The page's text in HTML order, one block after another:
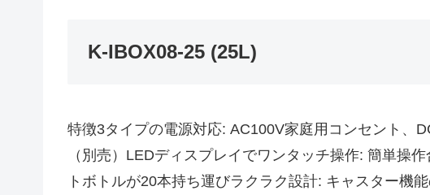
K-IBOX08-25 (25L)
特徴3タイプの電源対応: AC100V家庭用コンセント、
（別売）LEDディスプレイでワンタッチ操作: 簡単操
トボトルが20本持ち運びラクラク設計: キャスター機